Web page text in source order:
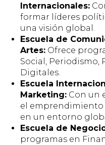
Internacionales:
formar líderes
una visión global.
Escuela de
Artes: Ofrece
Social, Periodismo,
Digitales.
Escuela
Marketing: Con un
el emprendimiento
en un entorno
Escuela de
programas en